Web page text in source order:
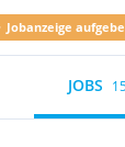
Jobanzeige
JOBS